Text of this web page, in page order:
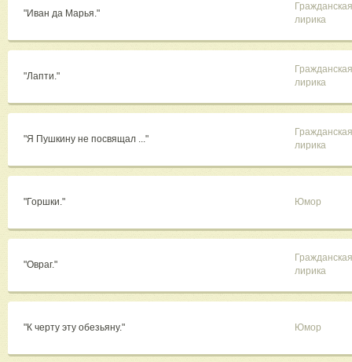
"Иван да Марья."
Гражданская
лирика
"Лапти."
Гражданская
лирика
"Я Пушкину не посвящал ..."
Гражданская
лирика
"Горшки." Юмор
"Овраг."
Гражданская
лирика
"К черту эту обезьяну." Юмор